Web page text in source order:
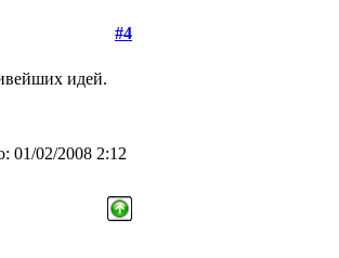
#4
идей.
01/02/2008 2:12